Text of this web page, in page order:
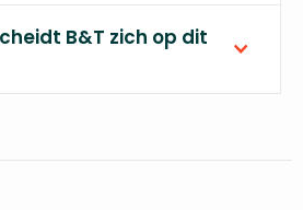
B&T zich op dit